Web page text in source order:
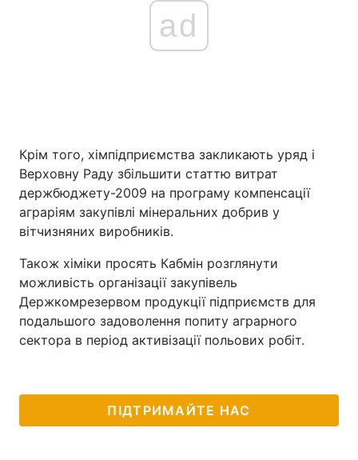
ad
Крім того, хімпідприємства закликають уряд і
Верховну Раду збільшити статтю витрат
держбюджету-2009 на програму компенсації
аграріям закупівлі мінеральних добрив у
вітчизняних виробників.
Також хіміки просять Кабмін розглянути
можливість організації закупівель
Держкомрезервом продукції підприємств для
подальшого задоволення попиту аграрного
сектора в період активізації польових робіт.
ПІДТРИМАЙТЕ НАС